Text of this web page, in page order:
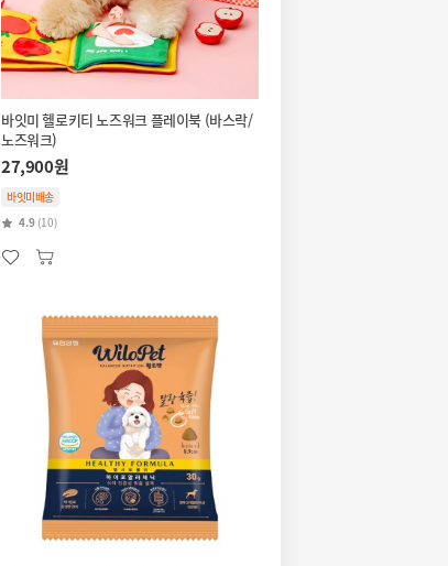
바잇미 헬로키티 노즈워크 플레이북 (바스락/
노즈워크)
27,900원
바잇미배송
4.9 (10)